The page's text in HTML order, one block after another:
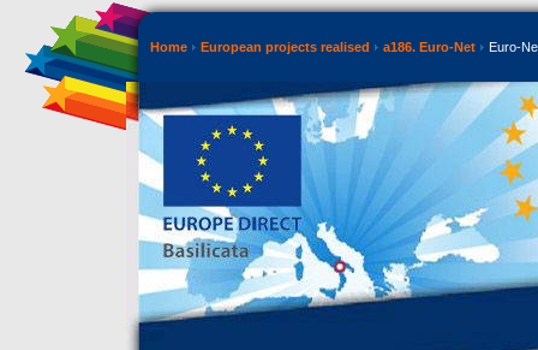
Home European projects realised a186. Euro-Net Euro-